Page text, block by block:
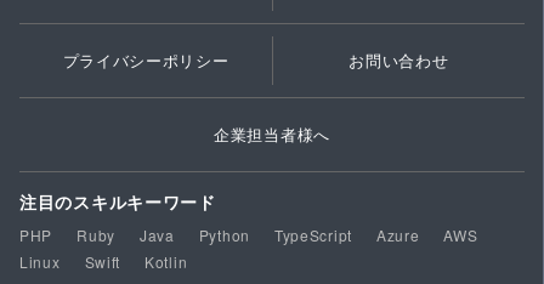
プライバシーポリシー お問い合わせ
企業担当者様へ
注目のスキルキーワード
PHP Ruby Java Python TypeScript Azure
AWS
Linux
Swift Kotlin